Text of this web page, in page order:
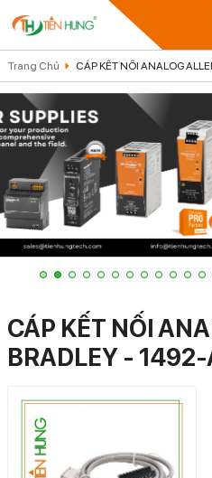
Trang Chủ CÁP KẾT NỐI ANALOG
CÁP KẾT NỐI
BRADLEY -